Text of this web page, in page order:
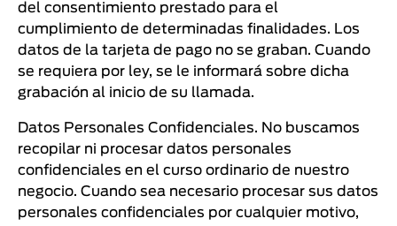
del consentimiento prestado para el
cumplimiento de determinadas finalidades. Los
datos de la tarjeta de pago no se graban. Cuando
se requiera por ley, se le informará sobre dicha
grabación al inicio de su llamada.
Datos Personales Confidenciales. No buscamos
recopilar ni procesar datos personales
confidenciales en el curso ordinario de nuestro
negocio. Cuando sea necesario procesar sus datos
personales confidenciales por cualquier motivo,